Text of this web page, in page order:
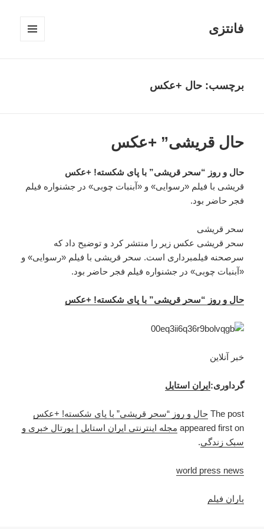
فانتزی
برچسب: حال +عکس
حال قریشی” +عکس
حال و روز “سحر قریشی” با پای شکسته! +عکس
قریشی با فیلم «رسوایی» و «آبنبات چوبی» در جشنواره فیلم
فجر حاضر بود.
سحر قریشی
سحر قریشی عکس زیر را منتشر کرد و توضیح داد که
سرصحنه فیلمبرداری است. سحر قریشی با فیلم «رسوایی» و
«آبنبات چوبی» در جشنواره فیلم فجر حاضر بود.
حال و روز “سحر قریشی” با پای شکسته! +عکس
خبر آنلاین
گرداوری: ایران استایل
The post حال و روز “سحر قریشی” با پای شکسته! +عکس
appeared first on مجله اینترنتی ایران استایل | پورتال خبری و
سبک زندگی.
world press news
باران فیلم